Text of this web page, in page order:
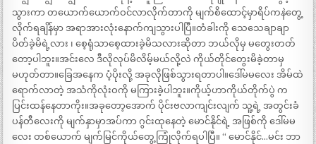
သွားကာ တယောက်ယောက်ဝင်လာလိုက်တာကို မျက်စိထောင့်မှာရိပ်ကနဲတွေ့
လိုက်ရချိန်မှာ အရာအားလုံးနောက်ကျသွားပါပြီ။တံခါးကို သေသေချာချာ
ပိတ်ခဲ့မိရဲ့လား ၊ စေ့ရုံသာစေ့ထားခဲ့မိသလားဆိုတာ ဘယ်လိုမှ မတွေးတတ်
တော့ပါဘူး။အင်းလေ ဒီလိုလုပ်မိလိမ့်မယ်လို့လဲ ကိုယ်တိုင်တွေးမိခဲ့တာမှ
မဟုတ်တာ။ခြေအနေက ပံ့ပိုးလို့ အခုလိုဖြစ်သွားရတာပါ။ဒေါ်မမလေး အိမ်ထဲ
ရောက်လာတဲ့ အသံကိုလုံးဝကို မကြားခဲ့ပါဘူး။ကိုယ့်ဟာကိုယ်တိုက်ပွဲ က
ပြင်းထန်နေတာကိုး။အခုတော့အောက် ပိုင်းဗလာကျင်းလျက် သူ့ရဲ့ အတွင်းခံ
ပန်တီလေးကို မျက်နှာမှာအပ်ကာ ဂွင်းထုနေတဲ့ မောင်နိုင်ရဲ့ အဖြစ်ကို ဒေါ်မမ
လေး တစ်ယောက် မျက်မြင်ကိုယ်တွေ့ကြုံလိုက်ရပါပြီ။ “ မောင်နိုင်…မင်း ဘာ